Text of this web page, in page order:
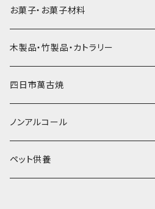
無添加瓶シロップ
プラスチック・スプーンストロー
かき氷セット
その他かき氷用品
ドライアイス10ｋｇ
ドライアイス15ｋｇ
ドライアイス20ｋｇ
ドライアイス25ｋｇ
かき氷器
惣菜
お菓子・お菓子材料
木製品・竹製品・カトラリー
四日市萬古焼
土鍋・土釜
一般土鍋
皿・椀・丼・小物
ノンアルコール
ペット供養